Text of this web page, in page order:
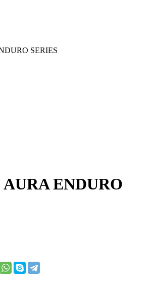
SERIES
ENDURO